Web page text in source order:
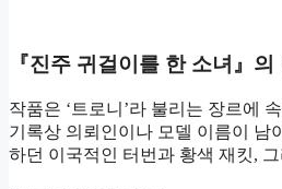
『진주 귀걸이를 한 소녀』의
작품은 ‘트로니’라 불리는 장르에
기록상 의뢰인이나 모델 이름이 남
하던 이국적인 터번과 황색 재킷,